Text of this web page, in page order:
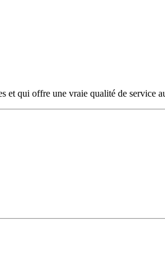
et qui offre une vraie qualité de service